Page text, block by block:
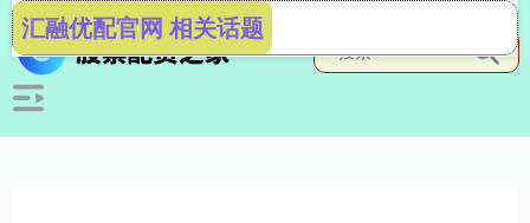
汇融优配官网 相关话题